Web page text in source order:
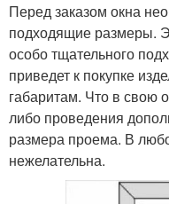
Перед заказом окна
подходящие размеры.
особо тщательного
приведет к покупке
габаритам. Что в свою
либо проведения
размера проема. В
нежелательна.